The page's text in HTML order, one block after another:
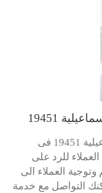
19451
الاسماعيلية 19451 فى
العملاء للرد على
العملاء الى
التواصل مع خدمة